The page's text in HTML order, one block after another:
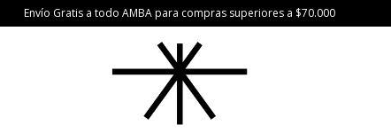
Envío Gratis a todo AMBA para compras superiores a $70.000